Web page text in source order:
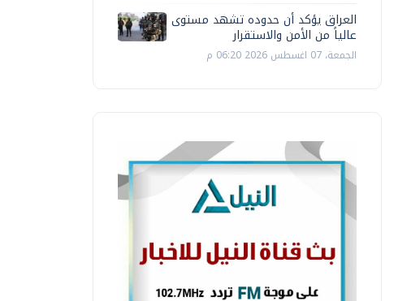
العراق يؤكد أن حدوده تشهد مستوى
عالياً من الأمن والاستقرار
الجمعة، 07 اغسطس 2026 06:20 م